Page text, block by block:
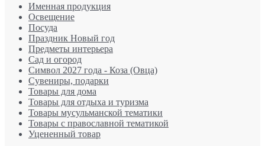
Именная продукция
Освещение
Посуда
Праздник Новый год
Предметы интерьера
Сад и огород
Символ 2027 года - Коза (Овца)
Сувениры, подарки
Товары для дома
Товары для отдыха и туризма
Товары мусульманской тематики
Товары с православной тематикой
Уцененный товар